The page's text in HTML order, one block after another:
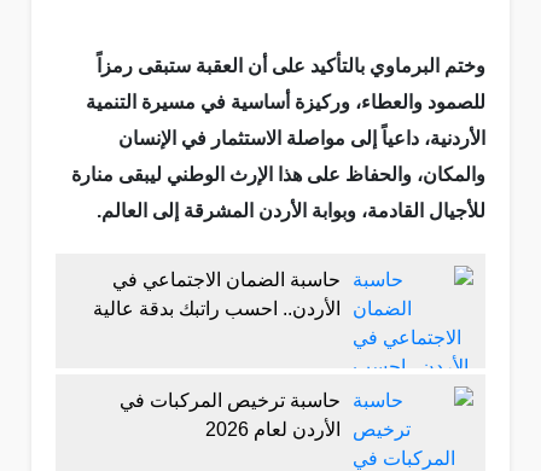
وختم البرماوي بالتأكيد على أن العقبة ستبقى رمزاً
للصمود والعطاء، وركيزة أساسية في مسيرة التنمية
الأردنية، داعياً إلى مواصلة الاستثمار في الإنسان
والمكان، والحفاظ على هذا الإرث الوطني ليبقى منارة
للأجيال القادمة، وبوابة الأردن المشرقة إلى العالم.
حاسبة الضمان الاجتماعي في
الأردن.. احسب راتبك بدقة عالية
حاسبة ترخيص المركبات في
الأردن لعام 2026